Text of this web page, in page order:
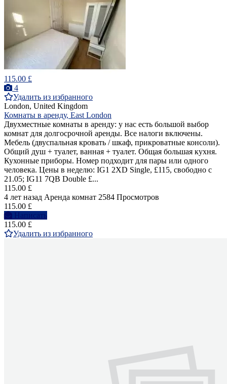
115.00 £
4
Удалить из избранного
London, United Kingdom
Комнаты в аренду, East London
Двухместные комнаты в аренду: у нас есть большой выбор
комнат для долгосрочной аренды. Все налоги включены.
Мебель (двуспальная кровать / шкаф, прикроватные консоли).
Общий душ + туалет, ванная + туалет. Общая большая кухня.
Кухонные приборы. Номер подходит для пары или одного
человека. Цены в неделю: IG1 2XD Single, £115, свободно с
21.05; IG11 7QB Double £...
115.00 £
4 лет назад Аренда комнат 2584 Просмотров
115.00 £
Написать
115.00 £
Удалить из избранного